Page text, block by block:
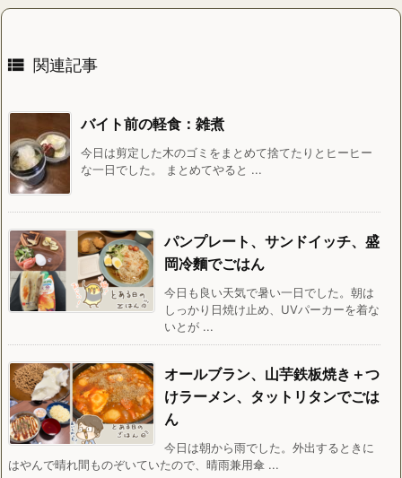
 関連記事
バイト前の軽食：雑煮
今日は剪定した木のゴミをまとめて捨てたりとヒーヒー
な一日でした。 まとめてやると ...
パンプレート、サンドイッチ、盛
岡冷麵でごはん
今日も良い天気で暑い一日でした。朝は
しっかり日焼け止め、UVパーカーを着な
いとが ...
オールブラン、山芋鉄板焼き＋つ
けラーメン、タットリタンでごは
ん
今日は朝から雨でした。外出するときに
はやんで晴れ間ものぞいていたので、晴雨兼用傘 ...